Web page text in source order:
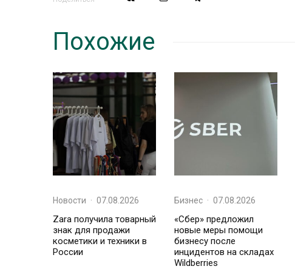
Похожие
Новости · 07.08.2026
Zara получила товарный
знак для продажи
косметики и техники в
России
Бизнес · 07.08.2026
«Сбер» предложил
новые меры помощи
бизнесу после
инцидентов на складах
Wildberries